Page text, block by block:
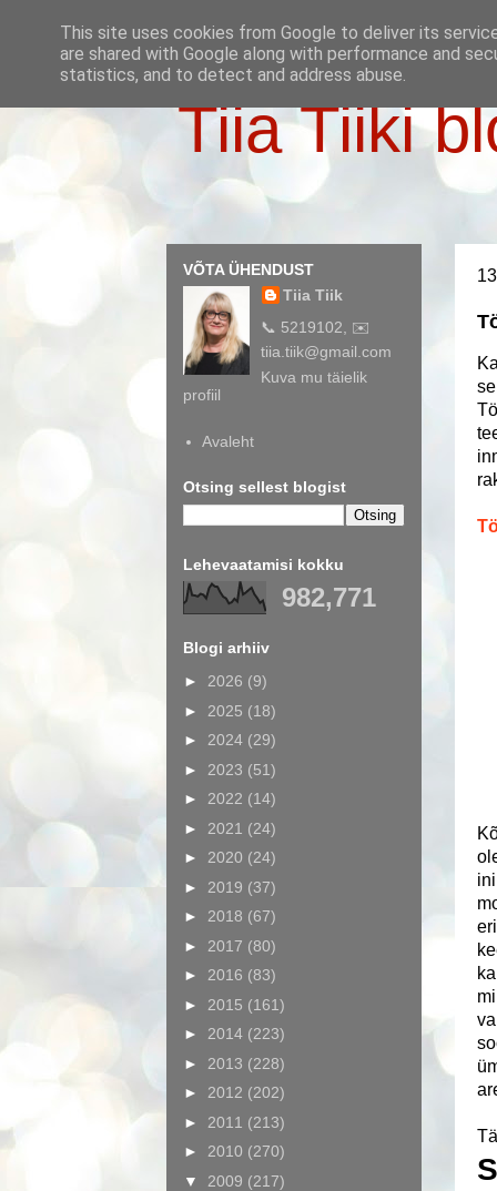
Tiia Tiiki
VÕTA ÜHENDUST
Tiia Tiik
📞 5219102, ✉️
tiia.tiik@gmail.com
Kuva mu täielik
profiil
Avaleht
Otsing sellest blogist
Lehevaatamisi kokku
982,771
Blogi arhiiv
► 2026 (9)
► 2025 (18)
► 2024 (29)
► 2023 (51)
► 2022 (14)
► 2021 (24)
► 2020 (24)
► 2019 (37)
► 2018 (67)
► 2017 (80)
► 2016 (83)
► 2015 (161)
► 2014 (223)
► 2013 (228)
► 2012 (202)
► 2011 (213)
► 2010 (270)
▼ 2009 (217)
This site uses cookies from Google to deliver its
are shared with Google along with performance and
statistics, and to detect and address abuse.